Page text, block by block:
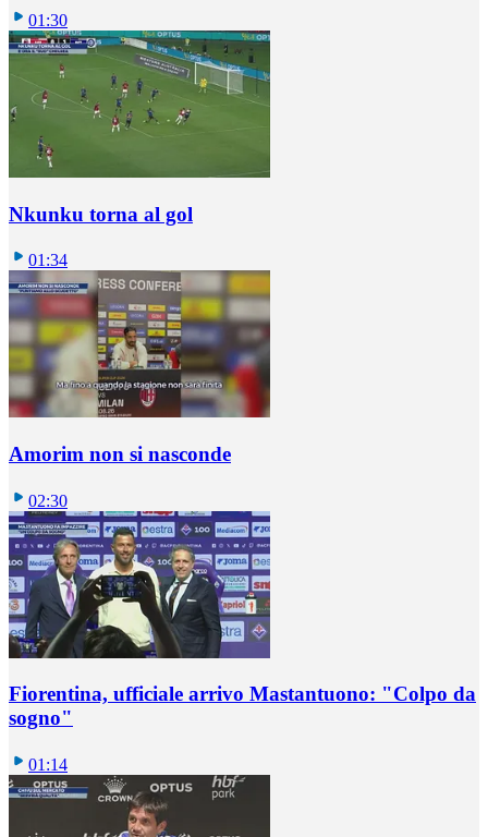
01:30
Nkunku torna al gol
01:34
Amorim non si nasconde
02:30
Fiorentina, ufficiale arrivo Mastantuono: "Colpo da
sogno"
01:14